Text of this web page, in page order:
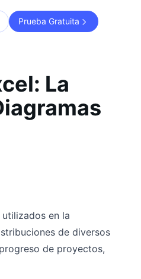
Prueba Gratuita
La
en la
de diversos
de proyectos,